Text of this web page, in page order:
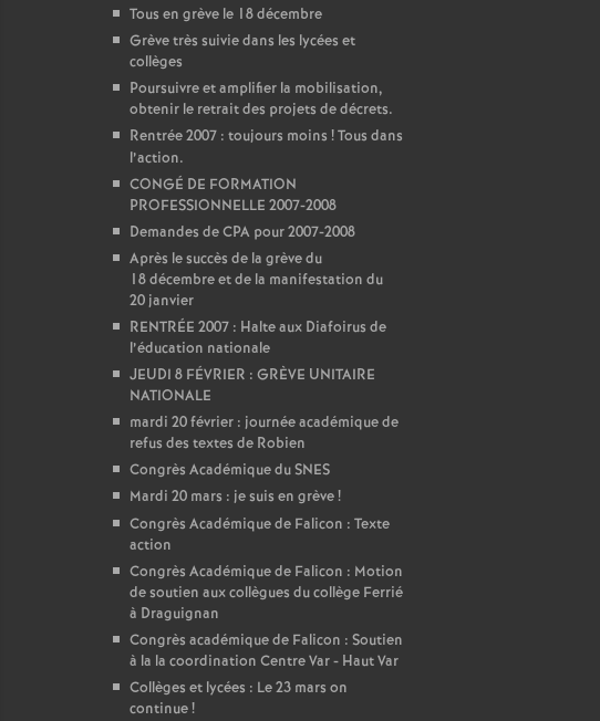
Tous en grève le 18 décembre
Grève très suivie dans les lycées et
collèges
Poursuivre et amplifier la mobilisation,
obtenir le retrait des projets de décrets.
Rentrée 2007 : toujours moins ! Tous dans
l’action.
CONGÉ DE FORMATION
PROFESSIONNELLE 2007-2008
Demandes de CPA pour 2007-2008
Après le succès de la grève du
18 décembre et de la manifestation du
20 janvier
RENTRÉE 2007 : Halte aux Diafoirus de
l’éducation nationale
JEUDI 8 FÉVRIER : GRÈVE UNITAIRE
NATIONALE
mardi 20 février : journée académique de
refus des textes de Robien
Congrès Académique du SNES
Mardi 20 mars : je suis en grève!
Congrès Académique de Falicon : Texte
action
Congrès Académique de Falicon : Motion
de soutien aux collègues du collège Ferrié
à Draguignan
Congrès académique de Falicon : Soutien
à la la coordination Centre Var - Haut Var
Collèges et lycées : Le 23 mars on
continue!